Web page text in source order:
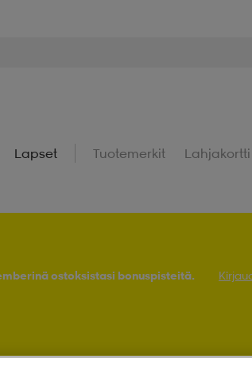
Lapset Tuotemerkit Lahjakortti
ostoksistasi bonuspisteitä.